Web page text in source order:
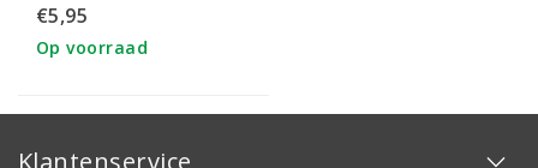
€5,95
Op voorraad